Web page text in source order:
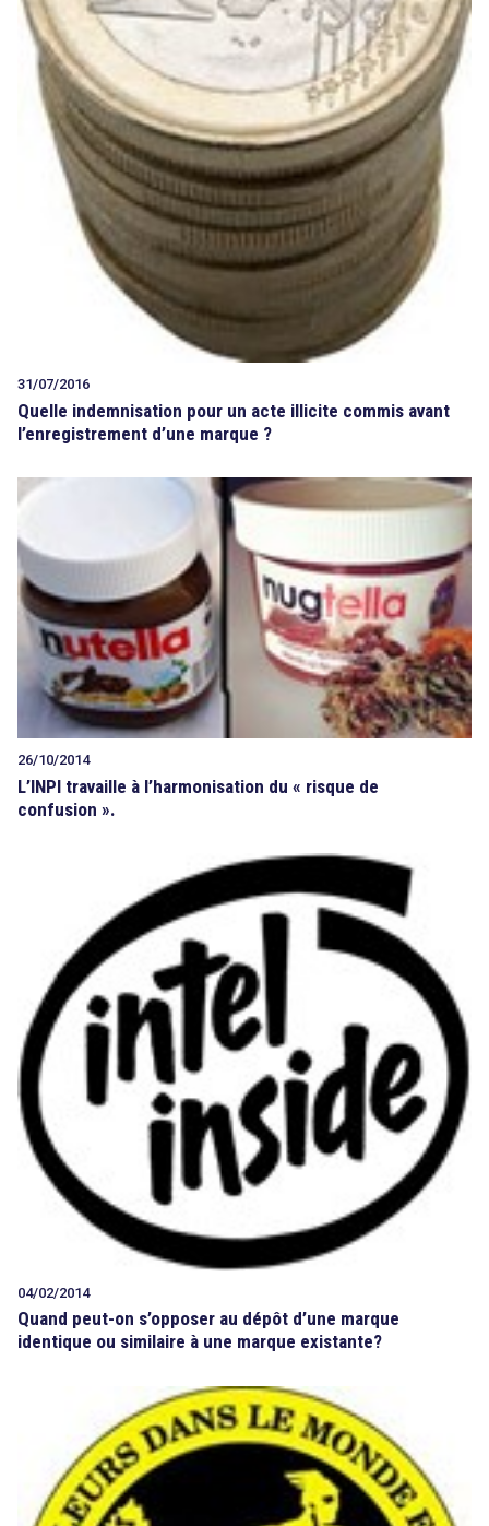
31/07/2016
Quelle indemnisation pour un acte illicite commis avant
l’enregistrement d’une marque ?
26/10/2014
L’INPI travaille à l’harmonisation du « risque de
confusion ».
04/02/2014
Quand peut-on s’opposer au dépôt d’une marque
identique ou similaire à une marque existante?